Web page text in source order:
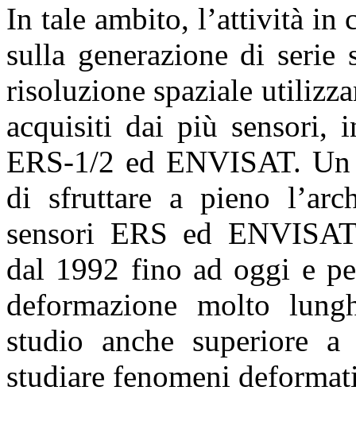
In tale ambito, l’attività in
sulla generazione di serie
risoluzione spaziale
acquisiti dai più sensori,
ERS-1/2 ed ENVISAT.
di sfruttare a pieno
sensori ERS ed
dal 1992 fino ad oggi e
deformazione molto
studio anche superiore
studiare fenomeni